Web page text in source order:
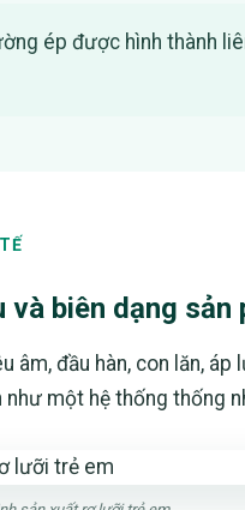
ép được hình thành
biên dạng sản
đầu hàn, con lăn, áp
như một hệ thống thống